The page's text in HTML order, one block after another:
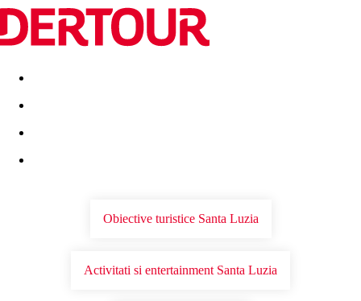
Destinatii Vacanta perfecta OFERTE DE NERATAT
Obiective turistice Santa Luzia
Activitati si entertainment Santa Luzia